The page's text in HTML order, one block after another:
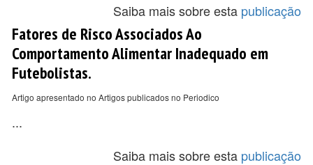
Saiba mais sobre esta publicação
Fatores de Risco Associados Ao
Comportamento Alimentar Inadequado em
Futebolistas.
Artigo apresentado no Artigos publicados no Periodico
...
Saiba mais sobre esta publicação